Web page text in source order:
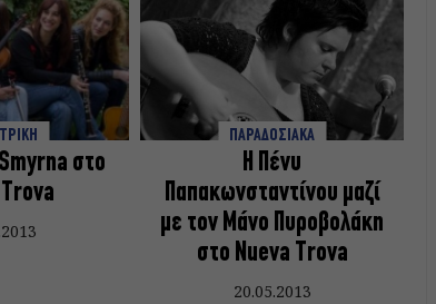
στο
ΠΑΡΑΔΟΣΙΑΚΑ
Η Πένυ
Παπακωνσταντίνου μαζί
με τον Μάνο Πυροβολάκη
στο Nueva Trova
20.05.2013